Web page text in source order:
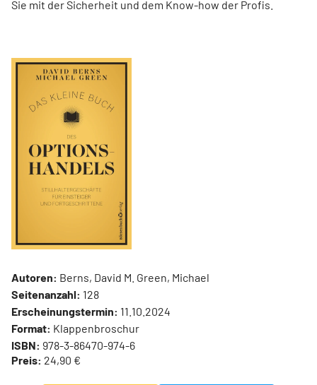
Sie mit der Sicherheit und dem Know-how der Profis.
Autoren: Berns, David M. Green, Michael
Seitenanzahl: 128
Erscheinungstermin: 11.10.2024
Format: Klappenbroschur
ISBN: 978-3-86470-974-6
Preis: 24,90 €